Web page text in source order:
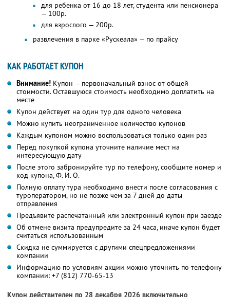
для ребенка от 16 до 18 лет, студента или пенсионера
— 100р.
для взрослого — 200р.
развлечения в парке «Рускеала» — по прайсу
КАК РАБОТАЕТ КУПОН
Внимание! Купон — первоначальный взнос от общей
стоимости. Оставшуюся стоимость необходимо доплатить на
месте
Купон действует на один тур для одного человека
Можно купить неограниченное количество купонов
Каждым купоном можно воспользоваться только один раз
Перед покупкой купона уточните наличие мест на
интересующую дату
После этого забронируйте тур по телефону, сообщите номер и
код купона,Ф. И. О.
Полную оплату тура необходимо внести после согласования с
туроператором, но не позже чем за 7 дней до даты
отправления
Предъявите распечатанный или электронный купон при заезде
Об отмене визита предупредите за 24 часа, иначе купон будет
считаться использованным
Скидка не суммируется с другими спецпредложениями
компании
Информацию по условиям акции можно уточнить по телефону
компании: +7 (812) 770-65-13
Купон действителен по 28 декабря 2026 включительно